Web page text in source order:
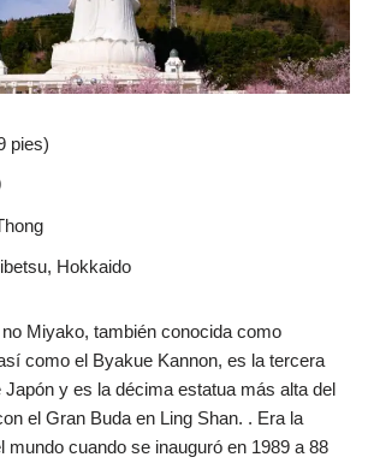
pies)
Hokkaido
Miyako, también conocida como
como el Byakue Kannon, es la tercera
y es la décima estatua más alta del
el Gran Buda en Ling Shan. . Era la
mundo cuando se inauguró en 1989 a 88